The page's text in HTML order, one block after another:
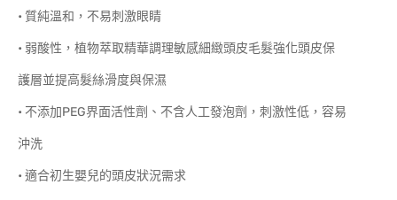
• 質純溫和，不易刺激眼睛
• 弱酸性，植物萃取精華調理敏感細緻頭皮毛髮強化頭皮保
護層並提高髮絲滑度與保濕
• 不添加PEG界面活性劑、不含人工發泡劑，刺激性低，容易
沖洗
• 適合初生嬰兒的頭皮狀況需求